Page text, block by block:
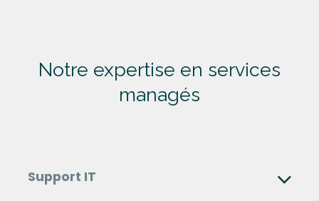
Notre expertise en services
managés
Support IT